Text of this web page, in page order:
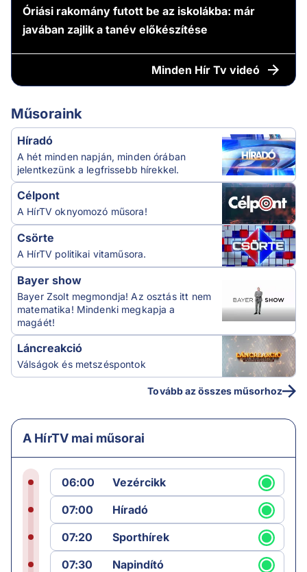
Óriási rakomány futott be az iskolákba: már
javában zajlik a tanév előkészítése
Minden Hír Tv videó
Műsoraink
Híradó
A hét minden napján, minden órában
jelentkezünk a legfrissebb hírekkel.
Célpont
A HírTV oknyomozó műsora!
Csörte
A HírTV politikai vitaműsora.
Bayer show
Bayer Zsolt megmondja! Az osztás itt nem
matematika! Mindenki megkapja a
magáét!
Láncreakció
Válságok és metszéspontok
Tovább az összes műsorhoz
A HírTV mai műsorai
06:00
Vezércikk
07:00
Híradó
07:20
Sporthírek
07:30
Napindító